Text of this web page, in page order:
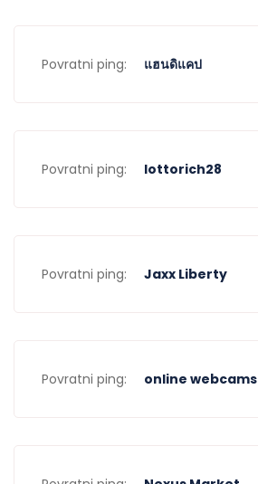
Povratni ping: แฮนดิแคป
Povratni ping: lottorich28
Povratni ping: Jaxx Liberty
Povratni ping: online webcams